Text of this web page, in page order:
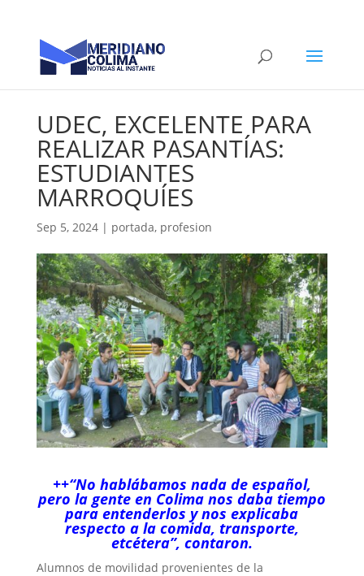
UDEC, EXCELENTE PARA
REALIZAR PASANTÍAS:
ESTUDIANTES
MARROQUÍES
Sep 5, 2024| portada, profesion
++“No hablábamos nada de español,
pero la gente en Colima nos daba tiempo
para entenderlos y nos explicaba
respecto a la comida, transporte,
etcétera”, contaron.
Alumnos de movilidad provenientes de la